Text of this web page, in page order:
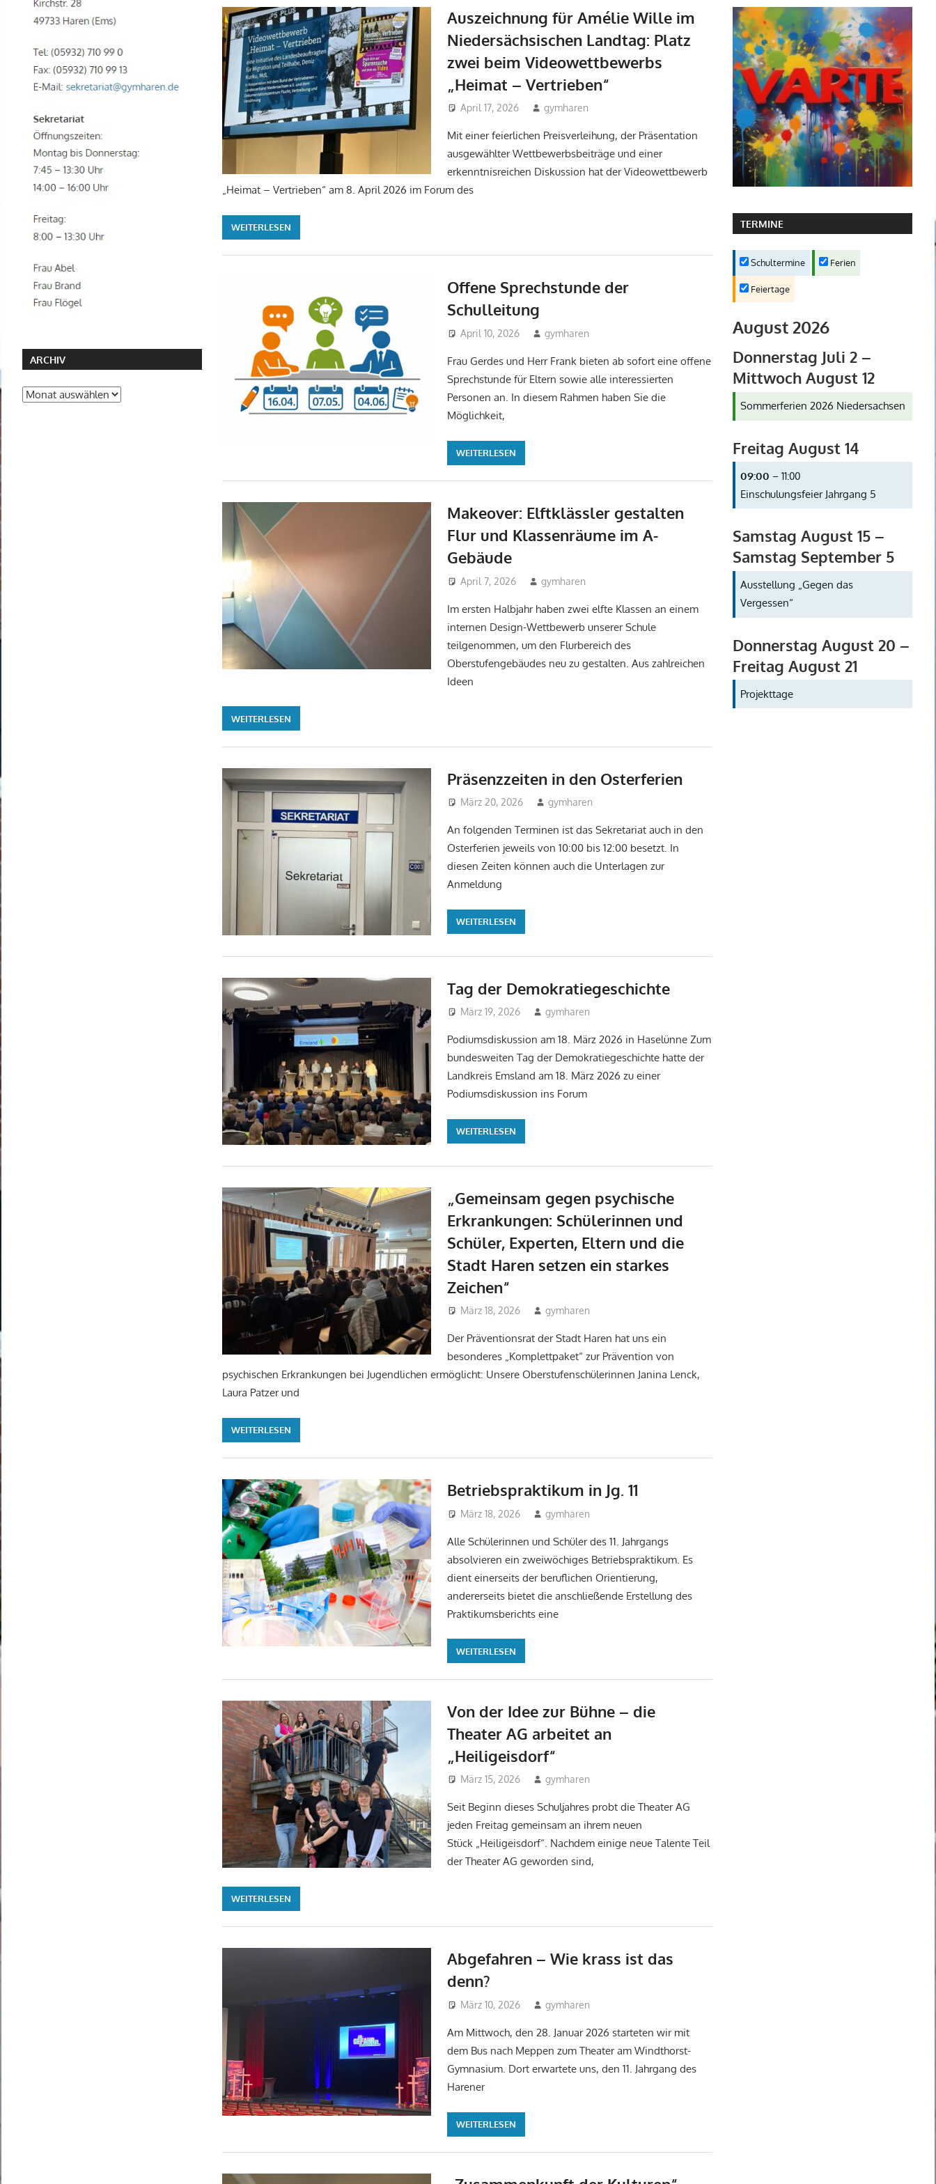
Auszeichnung für Amélie Wille im
Niedersächsischen Landtag: Platz
zwei beim Videowettbewerbs
„Heimat – Vertrieben“
April 17, 2026 gymharen Geschichte
Mit einer feierlichen Preisverleihung, der Präsentation
ausgewählter Wettbewerbsbeiträge und einer
erkenntnisreichen Diskussion hat der Videowettbewerb
„Heimat – Vertrieben“ am 8. April 2026 im Forum des
WEITERLESEN
Offene Sprechstunde der
Schulleitung
April 10, 2026 gymharen
Frau Gerdes und Herr Frank bieten ab sofort eine offene
Sprechstunde für Eltern sowie alle interessierten
Personen an. In diesem Rahmen haben Sie die
Möglichkeit,
WEITERLESEN
Makeover: Elftklässler gestalten
Flur und Klassenräume im A-
Gebäude
April 7, 2026 gymharen Uncategorized
Im ersten Halbjahr haben zwei elfte Klassen an einem
internen Design-Wettbewerb unserer Schule
teilgenommen, um den Flurbereich des
Oberstufengebäudes neu zu gestalten. Aus zahlreichen
Ideen
WEITERLESEN
Präsenzzeiten in den Osterferien
März 20, 2026 gymharen
An folgenden Terminen ist das Sekretariat auch in den
Osterferien jeweils von 10:00 bis 12:00 besetzt. In
diesen Zeiten können auch die Unterlagen zur
Anmeldung
WEITERLESEN
Tag der Demokratiegeschichte
März 19, 2026 gymharen
Podiumsdiskussion am 18. März 2026 in Haselünne Zum
bundesweiten Tag der Demokratiegeschichte hatte der
Landkreis Emsland am 18. März 2026 zu einer
Podiumsdiskussion ins Forum
WEITERLESEN
„Gemeinsam gegen psychische
Erkrankungen: Schülerinnen und
Schüler, Experten, Eltern und die
Stadt Haren setzen ein starkes
Zeichen“
März 18, 2026 gymharen
Der Präventionsrat der Stadt Haren hat uns ein
besonderes „Komplettpaket“ zur Prävention von
psychischen Erkrankungen bei Jugendlichen ermöglicht: Unsere Oberstufenschülerinnen Janina Lenck,
Laura Patzer und
WEITERLESEN
Betriebspraktikum in Jg. 11
März 18, 2026 gymharen
Alle Schülerinnen und Schüler des 11. Jahrgangs
absolvieren ein zweiwöchiges Betriebspraktikum. Es
dient einerseits der beruflichen Orientierung,
andererseits bietet die anschließende Erstellung des
Praktikumsberichts eine
WEITERLESEN
Von der Idee zur Bühne – die
Theater AG arbeitet an
„Heiligeisdorf“
März 15, 2026 gymharen
Seit Beginn dieses Schuljahres probt die Theater AG
jeden Freitag gemeinsam an ihrem neuen
Stück „Heiligeisdorf“. Nachdem einige neue Talente Teil
der Theater AG geworden sind,
WEITERLESEN
Abgefahren – Wie krass ist das
denn?
März 10, 2026 gymharen
Am Mittwoch, den 28. Januar 2026 starteten wir mit
dem Bus nach Meppen zum Theater am Windthorst-
Gymnasium. Dort erwartete uns, den 11. Jahrgang des
Harener
WEITERLESEN
ARCHIV
Archiv
TERMINE
Schultermine Ferien
Feiertage
August 2026
Donnerstag Juli 2–
Mittwoch August 12
Sommerferien 2026 Niedersachsen
Freitag August 14
09:00 – 11:00
Einschulungsfeier Jahrgang 5
Samstag August 15–
Samstag September 5
Ausstellung „Gegen das
Vergessen“
Donnerstag August 20 –
Freitag August 21
Projekttage